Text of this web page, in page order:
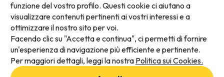
Metodi di pagamento disponibili
funzione del vostro profilo. Questi cookie ci aiutano a
visualizzare contenuti pertinenti ai vostri interessi e a
ottimizzare il nostro sito per voi.
Facendo clic su "Accetta e continua", ci permetti di fornire
un'esperienza di navigazione più efficiente e pertinente.
Per maggiori dettagli, leggi la nostra Politica sui Cookies.